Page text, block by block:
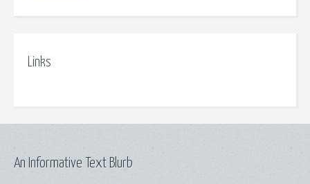
Links
An Informative Text Blurb